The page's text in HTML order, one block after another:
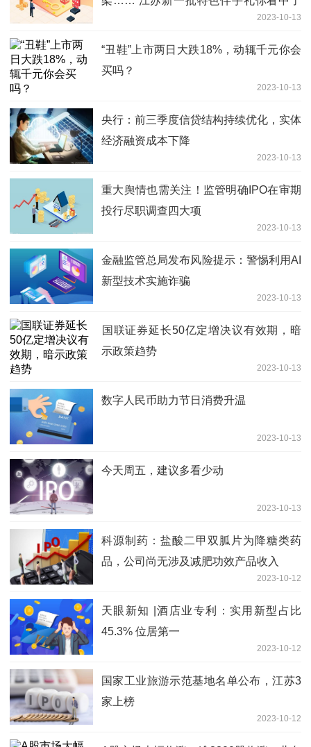
2023-10-13
“丑鞋”上市两日大跌18%，动辄千元你会
买吗？
2023-10-13
央行：前三季度信贷结构持续优化，实体
经济融资成本下降
2023-10-13
重大舆情也需关注！监管明确IPO在审期
投行尽职调查四大项
2023-10-13
金融监管总局发布风险提示：警惕利用AI
新型技术实施诈骗
2023-10-13
​国联证券延长50亿定增决议有效期，暗
示政策趋势
2023-10-13
数字人民币助力节日消费升温
2023-10-13
今天周五，建议多看少动
2023-10-13
科源制药：盐酸二甲双胍片为降糖类药
品，公司尚无涉及减肥功效产品收入
2023-10-12
天眼新知 |酒店业专利：实用新型占比
45.3% 位居第一
2023-10-12
国家工业旅游示范基地名单公布，江苏3
家上榜
2023-10-12